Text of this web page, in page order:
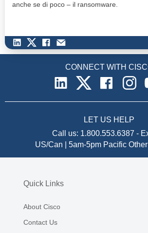
anche se di poco – il ransomware.
CONNECT WITH
LET US HELP
Call us: 1.800.553.6387 -
US/Can | 5am-5pm Pacific